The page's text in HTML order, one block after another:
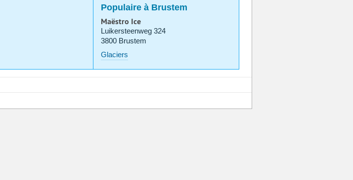
Populaire à Brustem
Maëstro Ice
Luikersteenweg 324
3800 Brustem
Glaciers